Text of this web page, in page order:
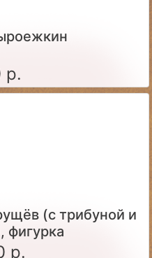
р.
(с трибуной и
фигурка
р.